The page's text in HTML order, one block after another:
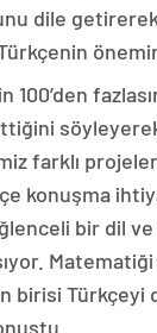
dile
100’den
farklı
konuşma
bir dil
birisi Türkçeyi